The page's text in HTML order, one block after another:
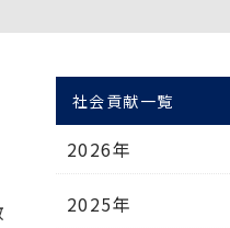
社会貢献一覧
2026年
2025年